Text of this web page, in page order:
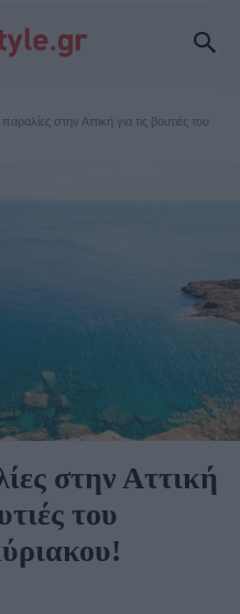
στην Αττική για τις βουτιές του
στην Αττική
του